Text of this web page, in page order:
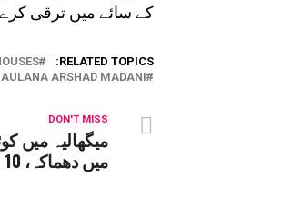
کے سائے میں ترقی کرے
RELATED TOPICS:
ARSHAD MADANI
DON'T MISS
میگھالیہ میں
میں دھماکہ، 10 مزدور ہلاک